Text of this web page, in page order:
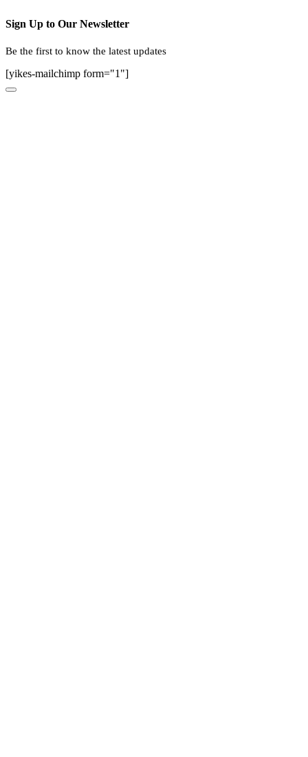
Sign Up to Our Newsletter
Be the first to know the latest updates
[yikes-mailchimp form="1"]